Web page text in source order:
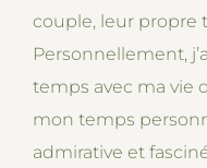
couple, leur propre
Personnellement,
temps avec ma vie
mon temps
admirative et